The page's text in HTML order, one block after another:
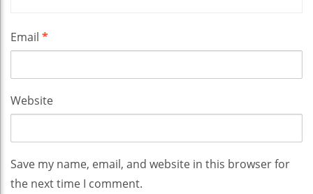
Email *
Website
Save my name, email, and website in this browser for
the next time I comment.